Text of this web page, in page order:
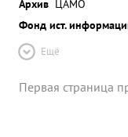
Архив ЦАМО
Фонд ист.
Ещё
Первая страница